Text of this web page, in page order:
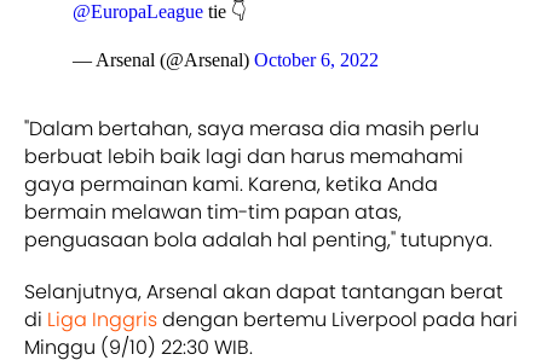
@EuropaLeague tie 👇
— Arsenal (@Arsenal) October 6, 2022
"Dalam bertahan, saya merasa dia masih perlu
berbuat lebih baik lagi dan harus memahami
gaya permainan kami. Karena, ketika Anda
bermain melawan tim-tim papan atas,
penguasaan bola adalah hal penting," tutupnya.
Selanjutnya, Arsenal akan dapat tantangan berat
di Liga Inggrisdengan bertemu Liverpool pada hari
Minggu (9/10) 22:30 WIB.